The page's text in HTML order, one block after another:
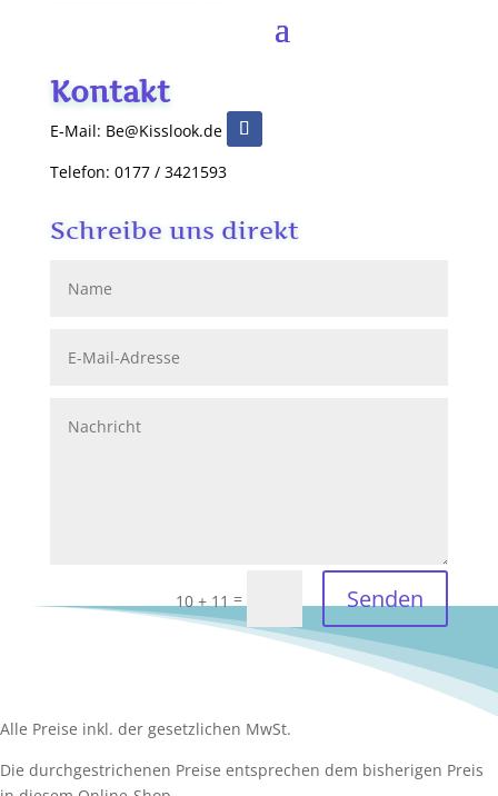
Kontakt
E-Mail: Be@Kisslook.de
Telefon: 0177 / 3421593
Schreibe uns direkt
10 + 11 = Senden
Alle Preise inkl. der gesetzlichen MwSt.
Die durchgestrichenen Preise entsprechen dem bisherigen Preis